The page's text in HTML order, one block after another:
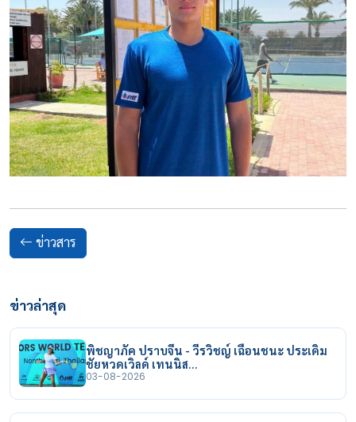
ข่าวสาร
ข่าวล่าสุด
พิชญาภัค ปราบจีน - วีรวิชญ์ เฉือนชนะ ประเดิม
ชัยหวดเวิลด์ เทนนิส…
03-08-2026